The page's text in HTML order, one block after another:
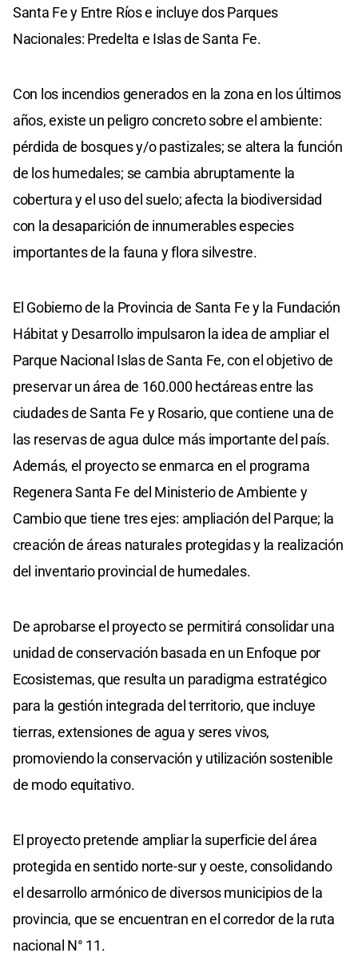
Santa Fe y Entre Ríos e incluye dos Parques
Nacionales: Predelta e Islas de Santa Fe.
Con los incendios generados en la zona en los últimos
años, existe un peligro concreto sobre el ambiente:
pérdida de bosques y/o pastizales; se altera la función
de los humedales; se cambia abruptamente la
cobertura y el uso del suelo; afecta la biodiversidad
con la desaparición de innumerables especies
importantes de la fauna y flora silvestre.
El Gobierno de la Provincia de Santa Fe y la Fundación
Hábitat y Desarrollo impulsaron la idea de ampliar el
Parque Nacional Islas de Santa Fe, con el objetivo de
preservar un área de 160.000 hectáreas entre las
ciudades de Santa Fe y Rosario, que contiene una de
las reservas de agua dulce más importante del país.
Además, el proyecto se enmarca en el programa
Regenera Santa Fe del Ministerio de Ambiente y
Cambio que tiene tres ejes: ampliación del Parque; la
creación de áreas naturales protegidas y la realización
del inventario provincial de humedales.
De aprobarse el proyecto se permitirá consolidar una
unidad de conservación basada en un Enfoque por
Ecosistemas, que resulta un paradigma estratégico
para la gestión integrada del territorio, que incluye
tierras, extensiones de agua y seres vivos,
promoviendo la conservación y utilización sostenible
de modo equitativo.
El proyecto pretende ampliar la superficie del área
protegida en sentido norte-sur y oeste, consolidando
el desarrollo armónico de diversos municipios de la
provincia, que se encuentran en el corredor de la ruta
nacional N° 11.